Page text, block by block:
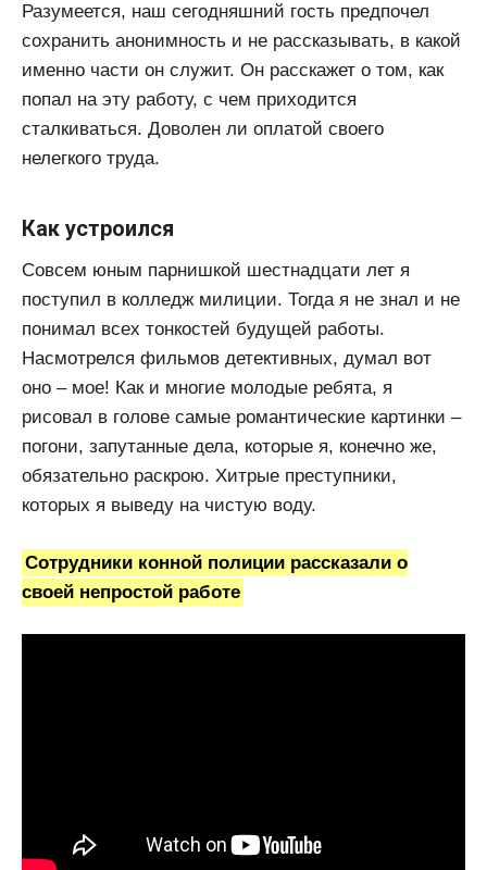
Разумеется, наш сегодняшний гость предпочел
сохранить анонимность и не рассказывать, в какой
именно части он служит. Он расскажет о том, как
попал на эту работу, с чем приходится
сталкиваться. Доволен ли оплатой своего
нелегкого труда.
Как устроился
Совсем юным парнишкой шестнадцати лет я
поступил в колледж милиции. Тогда я не знал и не
понимал всех тонкостей будущей работы.
Насмотрелся фильмов детективных, думал вот
оно – мое! Как и многие молодые ребята, я
рисовал в голове самые романтические картинки –
погони, запутанные дела, которые я, конечно же,
обязательно раскрою. Хитрые преступники,
которых я выведу на чистую воду.
Сотрудники конной полиции рассказали о
своей непростой работе